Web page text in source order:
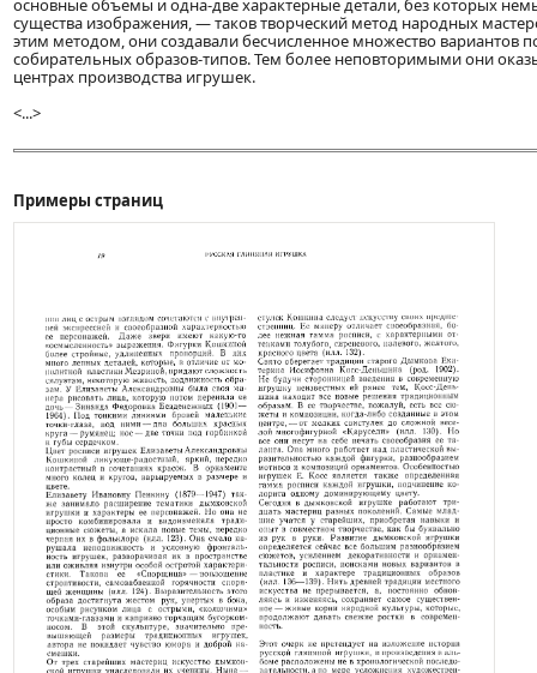
основные объемы и одна-две характерные детали, без которых
существа изображения, — таков творческий метод народных
этим методом, они создавали бесчисленное множество вариантов
собирательных образов-типов. Тем более неповторимыми они
центрах производства игрушек.
<...>
Примеры страниц